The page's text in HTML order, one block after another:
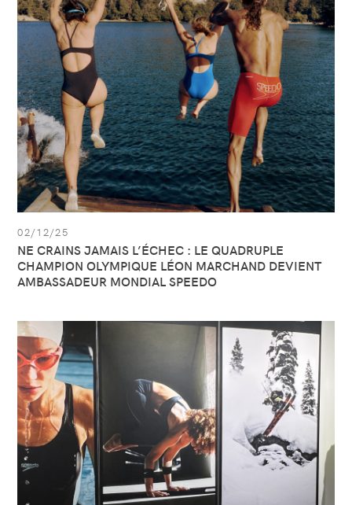
NE
CRAINS
JAMAIS
L’ÉCHEC
:
LE
QUADRUPLE
CHAMPION
OLYMPIQUE
LÉON
MARCHAND
DEVIENT
AMBASSADEUR
MONDIAL
SPEEDO
02/12/25
NE CRAINS JAMAIS L’ÉCHEC : LE QUADRUPLE
CHAMPION OLYMPIQUE LÉON MARCHAND DEVIENT
AMBASSADEUR MONDIAL SPEEDO
Afficher
l’article:
CHECK
OUT
OUR
NEW
PREMIUM
SHOWROOM
IN
BRUSSELS